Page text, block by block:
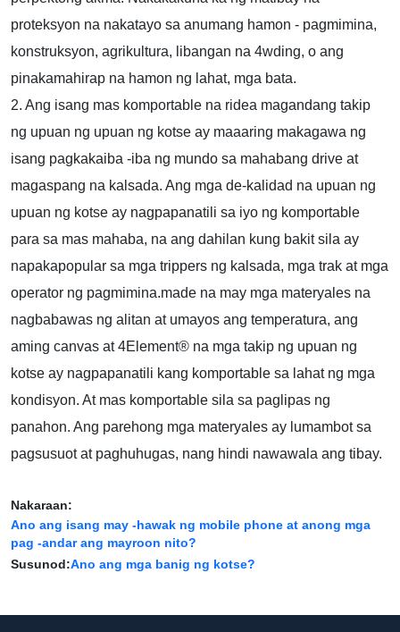
proteksyon na nakatayo sa anumang hamon - pagmimina,
konstruksyon, agrikultura, libangan na 4wding, o ang
pinakamahirap na hamon ng lahat, mga bata.
2. Ang isang mas komportable na ridea magandang takip
ng upuan ng upuan ng kotse ay maaaring makagawa ng
isang pagkakaiba -iba ng mundo sa mahabang drive at
magaspang na kalsada. Ang mga de-kalidad na upuan ng
upuan ng kotse ay nagpapanatili sa iyo ng komportable
para sa mas mahaba, na ang dahilan kung bakit sila ay
napakapopular sa mga trippers ng kalsada, mga trak at mga
operator ng pagmimina.made na may mga materyales na
nagbabawas ng alitan at umayos ang temperatura, ang
aming canvas at 4Element® na mga takip ng upuan ng
kotse ay nagpapanatili kang komportable sa lahat ng mga
kondisyon. At mas komportable sila sa paglipas ng
panahon. Ang parehong mga materyales ay lumambot sa
pagsusuot at paghuhugas, nang hindi nawawala ang tibay.
Nakaraan:
Ano ang isang may -hawak ng mobile phone at anong mga
pag -andar ang mayroon nito?
Susunod:Ano ang mga banig ng kotse?